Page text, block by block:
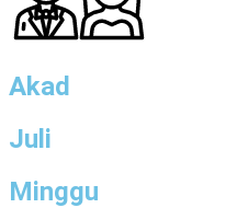
Akad
Juli
Minggu